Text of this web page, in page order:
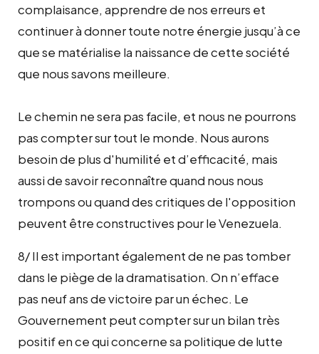
complaisance, apprendre de nos erreurs et
continuer à donner toute notre énergie jusqu’à ce
que se matérialise la naissance de cette société
que nous savons meilleure.
Le chemin ne sera pas facile, et nous ne pourrons
pas compter sur tout le monde. Nous aurons
besoin de plus d'humilité et d’efficacité, mais
aussi de savoir reconnaître quand nous nous
trompons ou quand des critiques de l'opposition
peuvent être constructives pour le Venezuela.
8/ Il est important également de ne pas tomber
dans le piège de la dramatisation. On n’efface
pas neuf ans de victoire par un échec. Le
Gouvernement peut compter sur un bilan très
positif en ce qui concerne sa politique de lutte